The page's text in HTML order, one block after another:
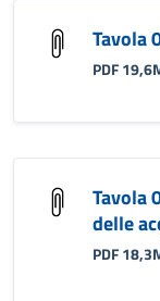
Tavola
PDF
Tavola
delle
PDF